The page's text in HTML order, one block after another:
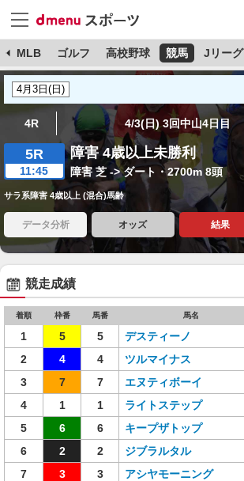
MLB ゴルフ 高校野球 競馬 Jリーグ
4R 4/3(日) 3回中山4日目
5R
11:45
障害 4歳以上未勝利
障害 芝 -> ダート・2700m 8頭
サラ系障害 4歳以上 (混合)馬齢
データ分析 オッズ 結果
競走成績
着順 枠番 馬番 馬名
1 5 5 デスティーノ
2
4 4 ツルマイナス
3
7 7 エヌティボーイ
4
1 1 ライトステップ
5
6 6 キープザトップ
6
2 2 ジブラルタル
7
3 3 アシヤモーニング